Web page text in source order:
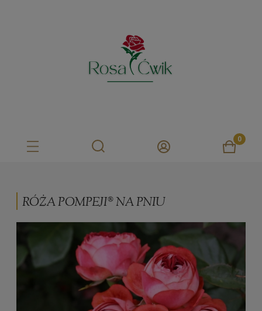
RÓŻA POMPEJI® NA PNIU